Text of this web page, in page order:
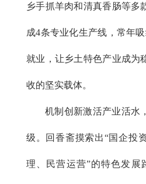
乡手抓羊肉和清真香肠等多
成4条专业化生产线，常年
就业，让乡土特色产业成为
收的坚实载体。
机制创新激活产业活水
级。回香斋摸索出“国企投
理、民营运营”的特色发展